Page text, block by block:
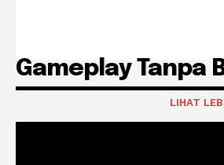
Gameplay Tanpa
LIHAT